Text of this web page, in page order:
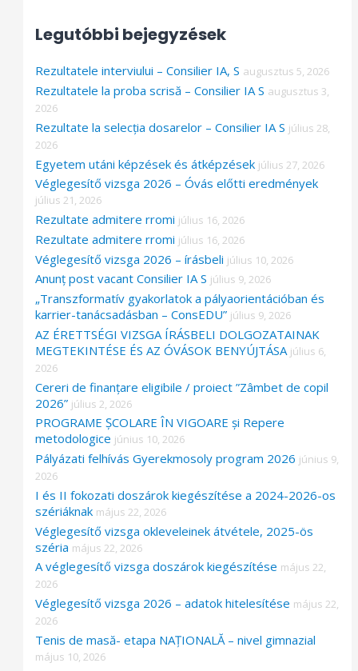
c
f
o
r
:
Legutóbbi bejegyzések
Rezultatele interviului – Consilier IA, S augusztus 5, 2026
Rezultatele la proba scrisă – Consilier IA S augusztus 3,
2026
Rezultate la selecția dosarelor – Consilier IA S július 28,
2026
Egyetem utáni képzések és átképzések július 27, 2026
Véglegesítő vizsga 2026 – Óvás előtti eredmények
július 21, 2026
Rezultate admitere rromi július 16, 2026
Rezultate admitere rromi július 16, 2026
Véglegesítő vizsga 2026 – írásbeli július 10, 2026
Anunț post vacant Consilier IA S július 9, 2026
„Transzformatív gyakorlatok a pályaorientációban és
karrier-tanácsadásban – ConsEDU” július 9, 2026
AZ ÉRETTSÉGI VIZSGA ÍRÁSBELI DOLGOZATAINAK
MEGTEKINTÉSE ÉS AZ ÓVÁSOK BENYÚJTÁSA július 6,
2026
Cereri de finanțare eligibile / proiect ”Zâmbet de copil
2026” július 2, 2026
PROGRAME ȘCOLARE ÎN VIGOARE și Repere
metodologice június 10, 2026
Pályázati felhívás Gyerekmosoly program 2026 június 9,
2026
I és II fokozati doszárok kiegészítése a 2024-2026-os
szériáknak május 22, 2026
Véglegesítő vizsga okleveleinek átvétele, 2025-ös
széria május 22, 2026
A véglegesítő vizsga doszárok kiegészítése május 22,
2026
Véglegesítő vizsga 2026 – adatok hitelesítése május 22,
2026
Tenis de masă- etapa NAȚIONALĂ – nivel gimnazial
május 10, 2026